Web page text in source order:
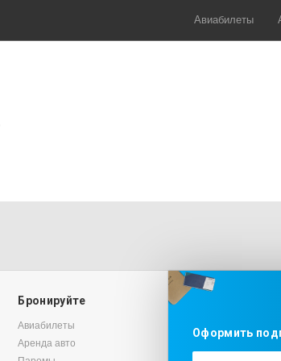
Авиабилеты
Бронируйте
Авиабилеты
Аренда авто
Оформить